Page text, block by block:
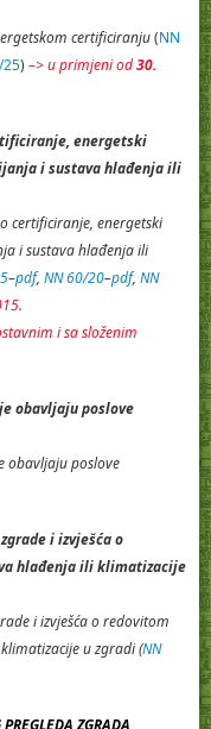
certificiranju(NN
25) –> u primjeni od30.
energetski
i sustava hlađenja ili
certificiranje, energetski
i sustava hlađenja ili
–pdf, NN 60/20–pdf, NN
i sa složenim
obavljaju poslove
obavljaju poslove
i izvješća o
hlađenja ili klimatizacije
i izvješća o redovitom
u zgradi(NN
ZGRADA